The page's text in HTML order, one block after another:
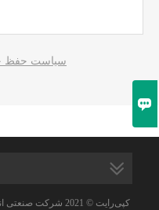
سیاست حفظ
کپی‌رایت © 2021 شرکت صنعتی انرژی شاندونگ هنگکیائو، با مسئولیت محدود
